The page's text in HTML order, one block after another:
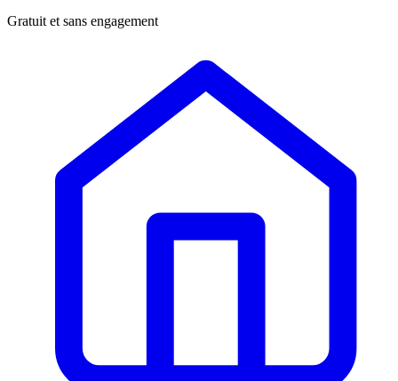
Gratuit et sans engagement